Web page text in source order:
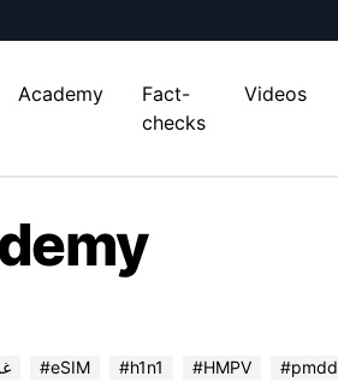
Academy
Fact-
checks
Videos
#eSIM #h1n1 #HMPV #pmdd